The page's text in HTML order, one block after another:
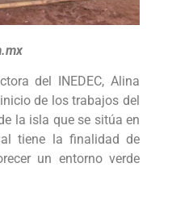
del INEDEC, Alina
de los trabajos del
la isla que se sitúa en
tiene la finalidad de
un entorno verde